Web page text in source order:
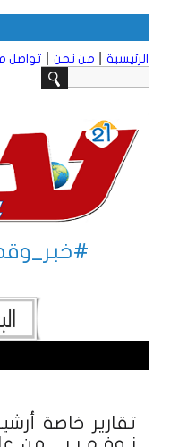
الرئيسية من نحن تواصل
تقارير خاصة